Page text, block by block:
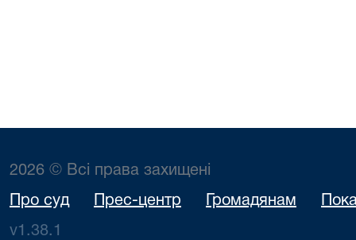
2026 © Всі права захищені
Про суд Прес-центр Громадянам
v1.38.1